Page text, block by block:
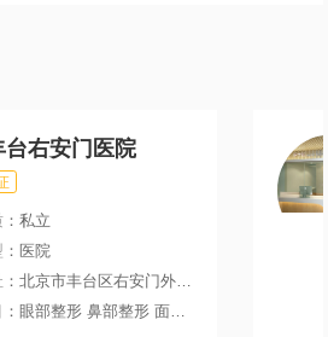
台右安门医院
：私立
：医院
：北京市丰台区右安门外大街199号
：眼部整形 鼻部整形 面部轮廓 微整注射